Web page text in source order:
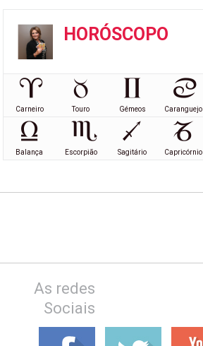
HORÓSCOPO
Carneiro Touro Gémeos Caranguejo
Balança Escorpião Sagitário Capricórnio
As redes
Sociais